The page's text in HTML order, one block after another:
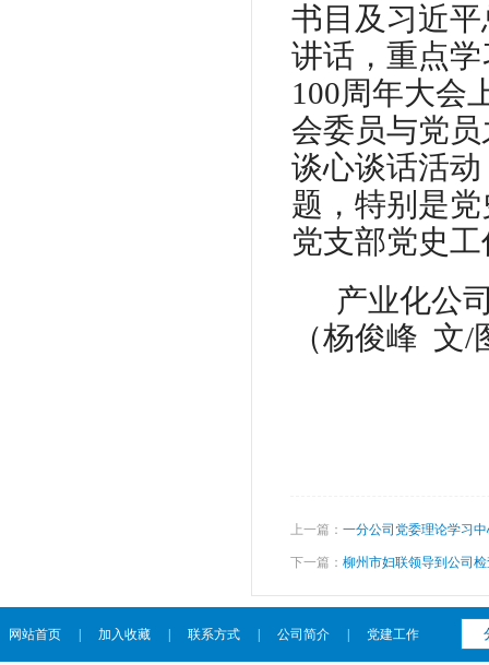
书目及习近
讲话，重点
100周年大会
会委员与党
谈心谈话活
题，特别是
党支部党史
产业化公
（杨俊峰 文/
上一篇： 一分公司党委理论学习
下一篇： 柳州市妇联领导到公司
网站首页 加入收藏 联系方式 公司简介 党建工作